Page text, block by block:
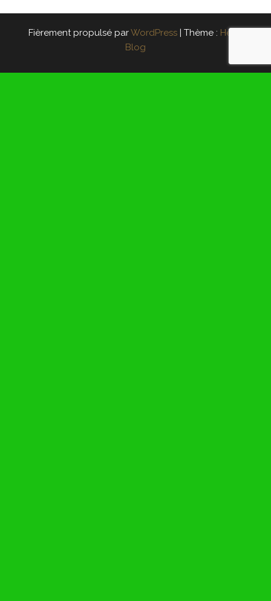
Fièrement propulsé parWordPress | Thème : Head
Blog